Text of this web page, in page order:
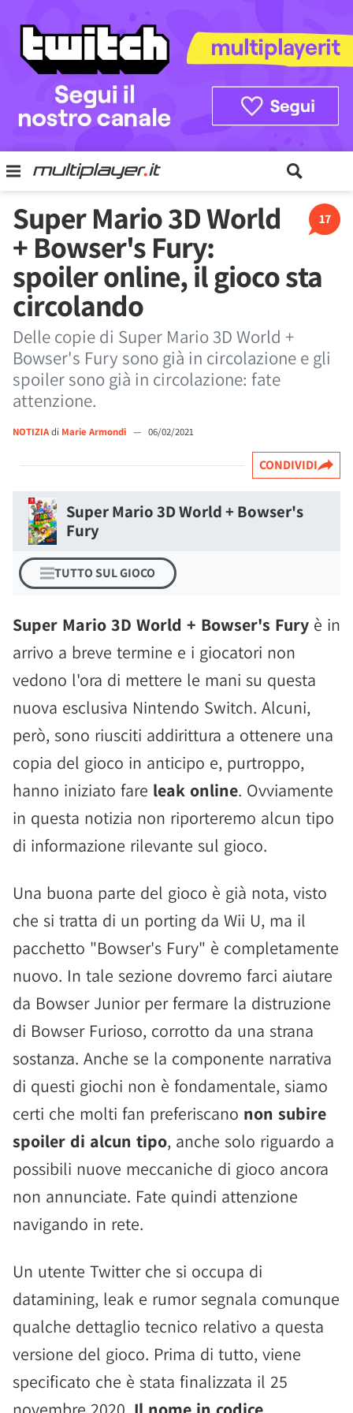
17
Super Mario 3D World
+ Bowser's Fury:
spoiler online, il gioco sta
circolando
Delle copie di Super Mario 3D World +
Bowser's Fury sono già in circolazione e gli
spoiler sono già in circolazione: fate
attenzione.
NOTIZIAdi Marie Armondi — 06/02/2021
CONDIVIDI
Super Mario 3D World + Bowser's
Fury
TUTTO SUL GIOCO
Super Mario 3D World + Bowser's Fury è in
arrivo a breve termine e i giocatori non
vedono l'ora di mettere le mani su questa
nuova esclusiva Nintendo Switch. Alcuni,
però, sono riusciti addirittura a ottenere una
copia del gioco in anticipo e, purtroppo,
hanno iniziato fare leak online. Ovviamente
in questa notizia non riporteremo alcun tipo
di informazione rilevante sul gioco.
Una buona parte del gioco è già nota, visto
che si tratta di un porting da Wii U, ma il
pacchetto "Bowser's Fury" è completamente
nuovo. In tale sezione dovremo farci aiutare
da Bowser Junior per fermare la distruzione
di Bowser Furioso, corrotto da una strana
sostanza. Anche se la componente narrativa
di questi giochi non è fondamentale, siamo
certi che molti fan preferiscano non subire
spoiler di alcun tipo, anche solo riguardo a
possibili nuove meccaniche di gioco ancora
non annunciate. Fate quindi attenzione
navigando in rete.
Un utente Twitter che si occupa di
datamining, leak e rumor segnala comunque
qualche dettaglio tecnico relativo a questa
versione del gioco. Prima di tutto, viene
specificato che è stata finalizzata il 25